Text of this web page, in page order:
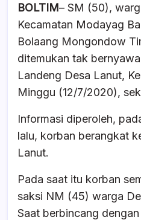
c
e
b
o
o
k
at
s
A
p
p
e
a
d
s
BOLTIM– SM (50),
Kecamatan Modayag
Bolaang Mongondow
ditemukan tak
Landeng Desa Lanut,
Minggu (12/7/2020),
Informasi diperoleh,
lalu, korban berangkat
Lanut.
Pada saat itu korban
saksi NM (45) warga
Saat berbincang